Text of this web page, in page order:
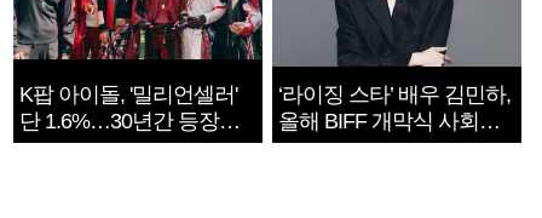
K팝 아이돌, '밀리언셀러'
단 1.6%…30년간 등장
1182개팀 전수조사
‘라이징 스타’ 배우 김민하,
올해 BIFF 개막식 사회자
확정